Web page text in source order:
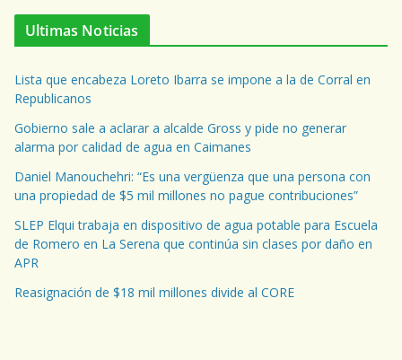
Ultimas Noticias
Lista que encabeza Loreto Ibarra se impone a la de Corral en
Republicanos
Gobierno sale a aclarar a alcalde Gross y pide no generar
alarma por calidad de agua en Caimanes
Daniel Manouchehri: “Es una vergüenza que una persona con
una propiedad de $5 mil millones no pague contribuciones”
SLEP Elqui trabaja en dispositivo de agua potable para Escuela
de Romero en La Serena que continúa sin clases por daño en
APR
Reasignación de $18 mil millones divide al CORE